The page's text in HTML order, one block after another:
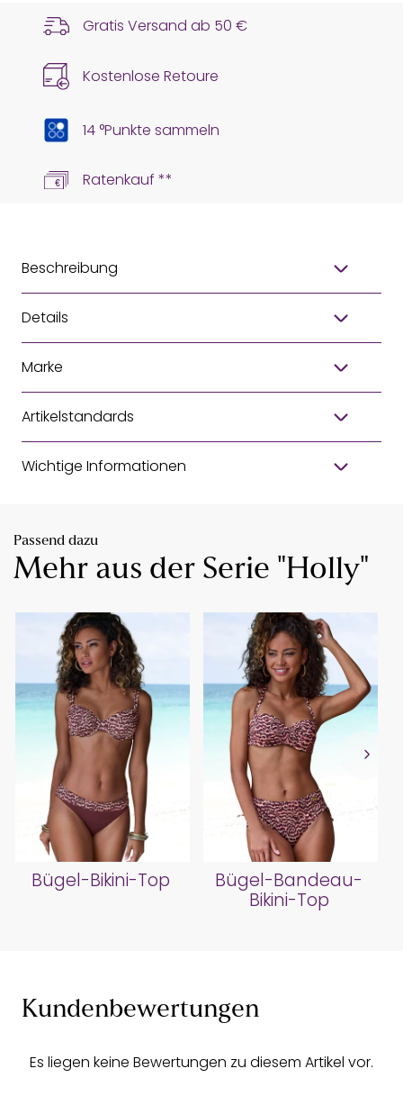
Gratis Versand ab 50 €
Kostenlose Retoure
14 °Punkte sammeln
Ratenkauf **
Beschreibung
Details
Marke
Artikelstandards
Wichtige Informationen
Passend dazu
Mehr aus der Serie "Holly"
Bügel-Bikini-Top
Bügel-Bandeau-
Bikini-Top
Kundenbewertungen
Es liegen keine Bewertungen zu diesem Artikel vor.